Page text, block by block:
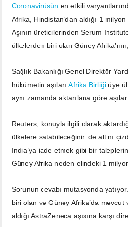
Coronavirüsün en etkili
Afrika, Hindistan’dan aldığı 1
Aşının üreticilerinden Serum
ülkelerden biri olan Güney
Sağlık Bakanlığı Genel Direktör
hükümetin aşılarıAfrika Birliği üye
aynı zamanda aktarılana göre
Reuters, konuyla ilgili olarak
ülkelere satabileceğinin de altını
India’ya iade etmek gibi bir
Güney Afrika neden elindeki 1
Sorunun cevabı mutasyonda
biri olan ve Güney Afrika’da mevcut
aldığı AstraZeneca aşısına karşı